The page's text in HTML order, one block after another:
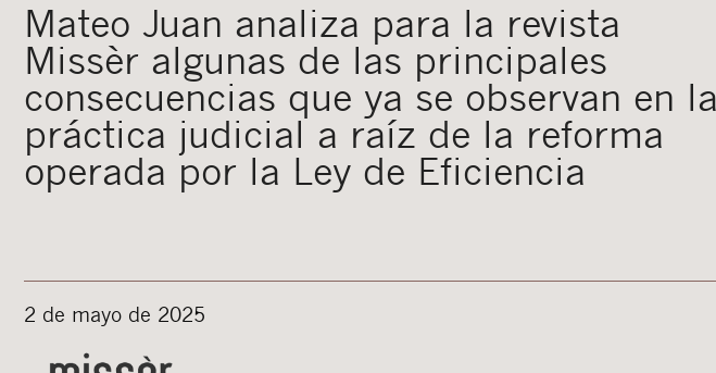
Mateo Juan analiza para la revista
Missèr algunas de las principales
consecuencias que ya se observan en la
práctica judicial a raíz de la reforma
operada por la Ley de Eficiencia
2 de mayo de 2025